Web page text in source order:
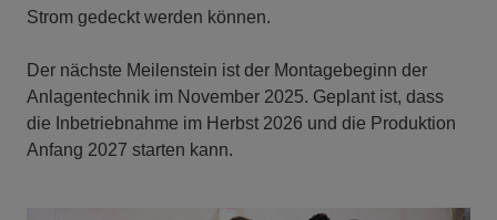
Strom gedeckt werden können.
Der nächste Meilenstein ist der Montagebeginn der
Anlagentechnik im November 2025. Geplant ist, dass
die Inbetriebnahme im Herbst 2026 und die Produktion
Anfang 2027 starten kann.